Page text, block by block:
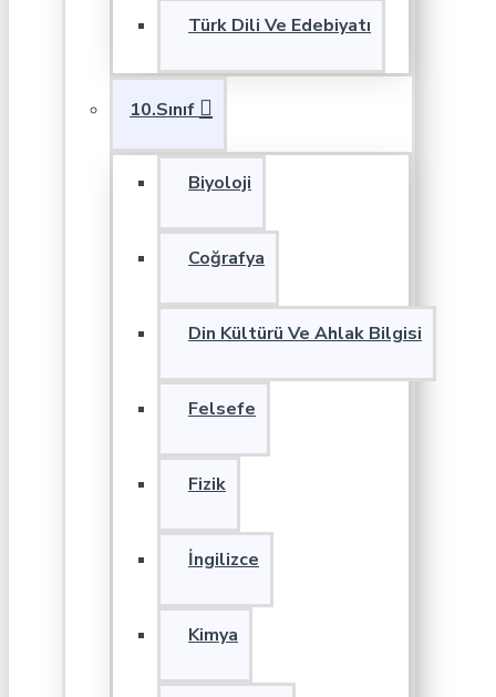
Türk Dili Ve Edebiyatı
10.Sınıf
Biyoloji
Coğrafya
Din Kültürü Ve Ahlak Bilgisi
Felsefe
Fizik
İngilizce
Kimya